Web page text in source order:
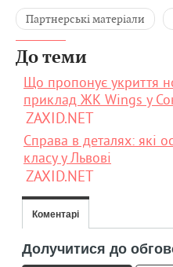
Партнерські матеріали
До теми
Що пропонує укриття
приклад ЖК Wings у
ZAXID.NET
Справа в деталях: які
класу у Львові
ZAXID.NET